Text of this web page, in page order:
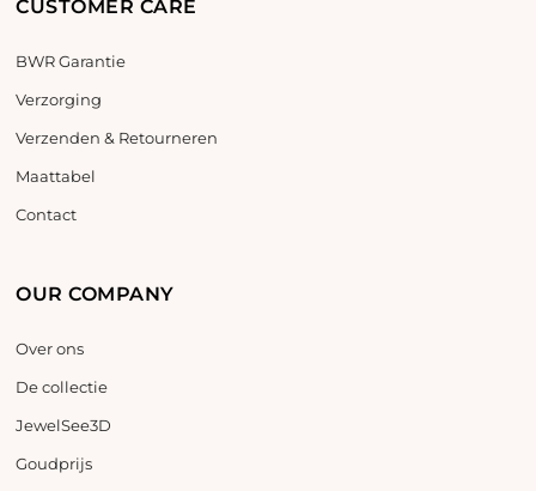
CUSTOMER CARE
BWR Garantie
Verzorging
Verzenden & Retourneren
Maattabel
Contact
OUR COMPANY
Over ons
De collectie
JewelSee3D
Goudprijs